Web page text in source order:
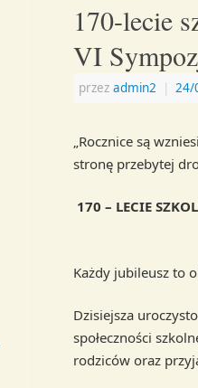
170-lecie
VI
przez admin2 | 24/
„Rocznice są
stronę przebytej
170 – LECIE
Każdy jubileusz to
Dzisiejsza
społeczności
rodziców oraz